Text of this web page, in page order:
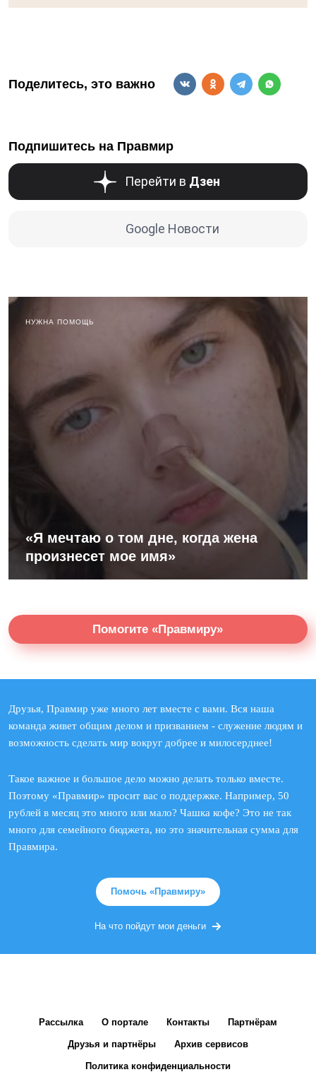
Поделитесь, это важно
Подпишитесь на Правмир
Перейти в Дзен
Google Новости
НУЖНА ПОМОЩЬ
«Я мечтаю о том дне, когда жена
произнесет мое имя»
Помогите «Правмиру»
Друзья, Правмир уже много лет вместе с вами. Вся наша
команда живет общим делом и призванием - служение людям и
возможность сделать мир вокруг добрее и милосерднее!
Такое важное и большое дело можно делать только вместе.
Поэтому «Правмир» просит вас о поддержке. Например, 50
рублей в месяц это много или мало? Чашка кофе? Это не так
много для семейного бюджета, но это значительная сумма для
Правмира.
Помочь «Правмиру»
На что пойдут мои деньги
Рассылка О портале Контакты Партнёрам
Друзья и партнёры Архив сервисов
Политика конфиденциальности